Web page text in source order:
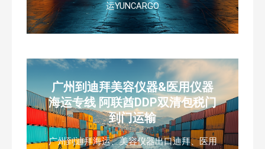
运YUNCARGO
广州到迪拜美容仪器&医用仪器
海运专线 阿联酋DDP双清包税门
到门运输
广州到迪拜海运、美容仪器出口迪拜、医用